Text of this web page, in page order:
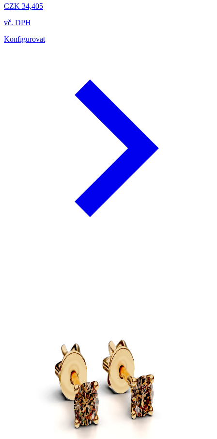
CZK 34,405
vč. DPH
Konfigurovat